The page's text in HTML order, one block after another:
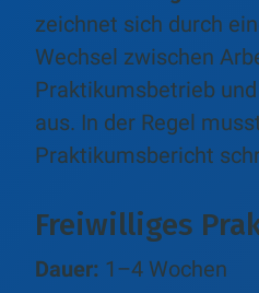
zeichnet sich durch
Wechsel zwischen
Praktikumsbetrieb
aus. In der Regel
Praktikumsbericht
Freiwilliges
Dauer: 1–4 Wochen